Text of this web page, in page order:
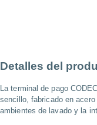
Detalles del
La terminal de pago
sencillo, fabricado en
ambientes de lavado y la